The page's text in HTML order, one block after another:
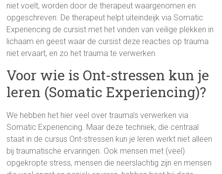
niet voelt, worden door de therapeut waargenomen en
opgeschreven. De therapeut helpt uiteindeijk via Somatic
Experiencing de cursist met het vinden van veilige plekken in
lichaam en geest waar de cursist deze reacties op trauma
niet ervaart, en zo het trauma te verwerken.
Voor wie is Ont-stressen kun je
leren (Somatic Experiencing)?
We hebben het hier veel over trauma’s verwerken via
Somatic Experiencing. Maar deze techniek, die centraal
staat in de cursus Ont-stressen kun je leren werkt niet alleen
bij traumatische ervaringen. Ook mensen met (veel)
opgekropte stress, mensen die neerslachtig zijn en mensen